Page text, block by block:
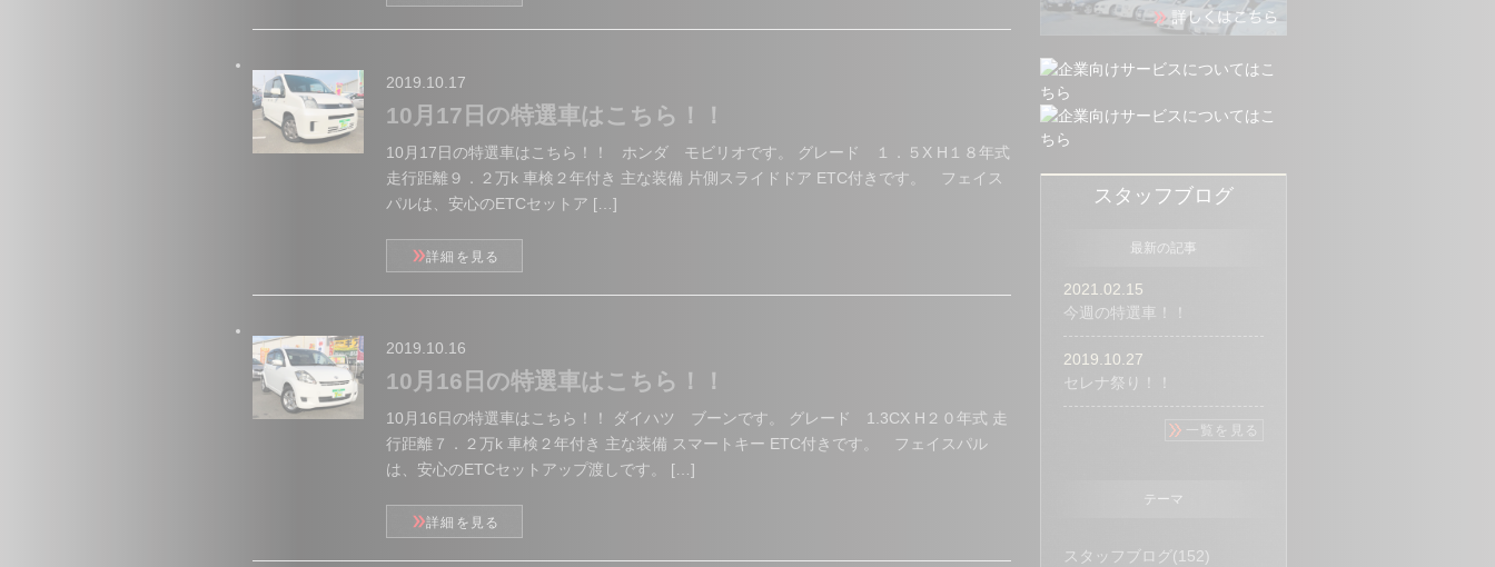
2019.10.17
10月17日の特選車はこちら！！
10月17日の特選車はこちら！！ ホンダ モビリオです。 グレード １．５X H１８年式
走行距離９．２万k 車検２年付き 主な装備 片側スライドドア ETC付きです。 フェイス
パルは、安心のETCセットア […]
詳細を見る
2019.10.16
10月16日の特選車はこちら！！
10月16日の特選車はこちら！！ ダイハツ ブーンです。 グレード 1.3CX H２０年式 走
行距離７．２万k 車検２年付き 主な装備 スマートキー ETC付きです。 フェイスパル
は、安心のETCセットアップ渡しです。 […]
詳細を見る
スタッフブログ
最新の記事
2021.02.15
今週の特選車！！
2019.10.27
セレナ祭り！！
一覧を見る
テーマ
スタッフブログ(152)